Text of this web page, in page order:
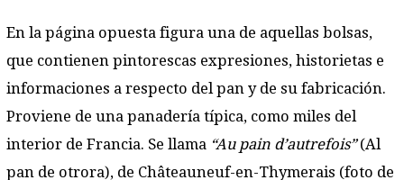
En la página opuesta figura una de aquellas bolsas,
que contienen pintorescas expresiones, historietas e
informaciones a respecto del pan y de su fabricación.
Proviene de una panadería típica, como miles del
interior de Francia. Se llama “Au pain d’autrefois”(Al
pan de otrora), de Châteauneuf-en-Thymerais (foto de